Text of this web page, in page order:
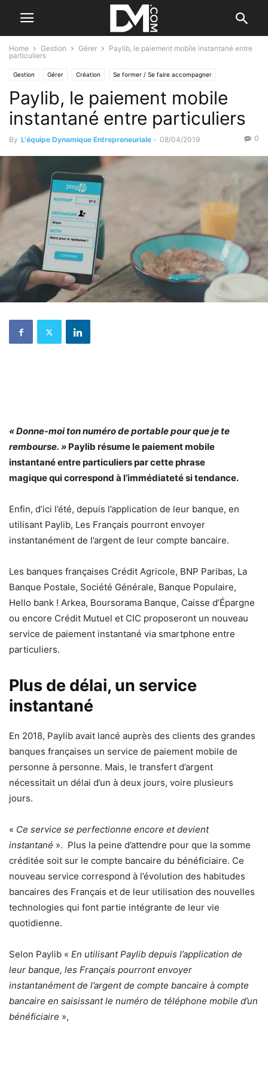
Home Gestion Gérer
Paylib, le paiement mobile instantané entre
particuliers
Gestion Gérer Création Se former / Se faire accompagner
Paylib, le paiement mobile
instantané entre particuliers
By L'équipe Dynamique Entrepreneuriale - 08/04/2019 0
« Donne-moi ton numéro de portable pour que je te
rembourse. » Paylib résume le paiement mobile
instantané entre particuliers par cette phrase
magique qui correspond à l’immédiateté si tendance.
Enfin, d’ici l’été, depuis l’application de leur banque, en
utilisant Paylib, Les Français pourront envoyer
instantanément de l’argent de leur compte bancaire.
Les banques françaises Crédit Agricole, BNP Paribas, La
Banque Postale, Société Générale, Banque Populaire,
Hello bank ! Arkea, Boursorama Banque, Caisse d’Épargne
ou encore Crédit Mutuel et CIC proposeront un nouveau
service de paiement instantané via smartphone entre
particuliers.
Plus de délai, un service
instantané
En 2018, Paylib avait lancé auprès des clients des grandes
banques françaises un service de paiement mobile de
personne à personne. Mais, le transfert d’argent
nécessitait un délai d’un à deux jours, voire plusieurs
jours.
« Ce service se perfectionne encore et devient
instantané ». Plus la peine d’attendre pour que la somme
créditée soit sur le compte bancaire du bénéficiaire. Ce
nouveau service correspond à l’évolution des habitudes
bancaires des Français et de leur utilisation des nouvelles
technologies qui font partie intégrante de leur vie
quotidienne.
Selon Paylib « En utilisant Paylib depuis l’application de
leur banque, les Français pourront envoyer
instantanément de l’argent de compte bancaire à compte
bancaire en saisissant le numéro de téléphone mobile d’un
bénéficiaire »,